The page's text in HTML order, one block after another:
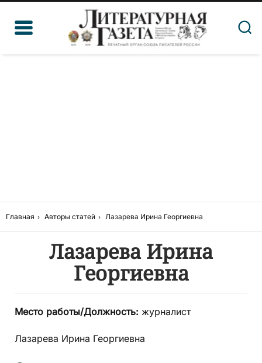
Главная Авторы статей Лазарева Ирина Георгиевна
Лазарева Ирина
Георгиевна
Место работы/Должность: журналист
Лазарева Ирина Георгиевна